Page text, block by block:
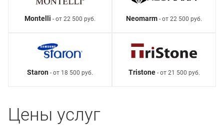
Montelli - от 22 500 руб. Neomarm - от 22 500 руб.
Staron - от 18 500 руб. Tristone- от 21 500 руб.
Цены услуг